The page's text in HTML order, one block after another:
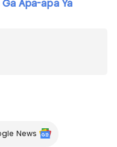
Apa-apa Ya
News